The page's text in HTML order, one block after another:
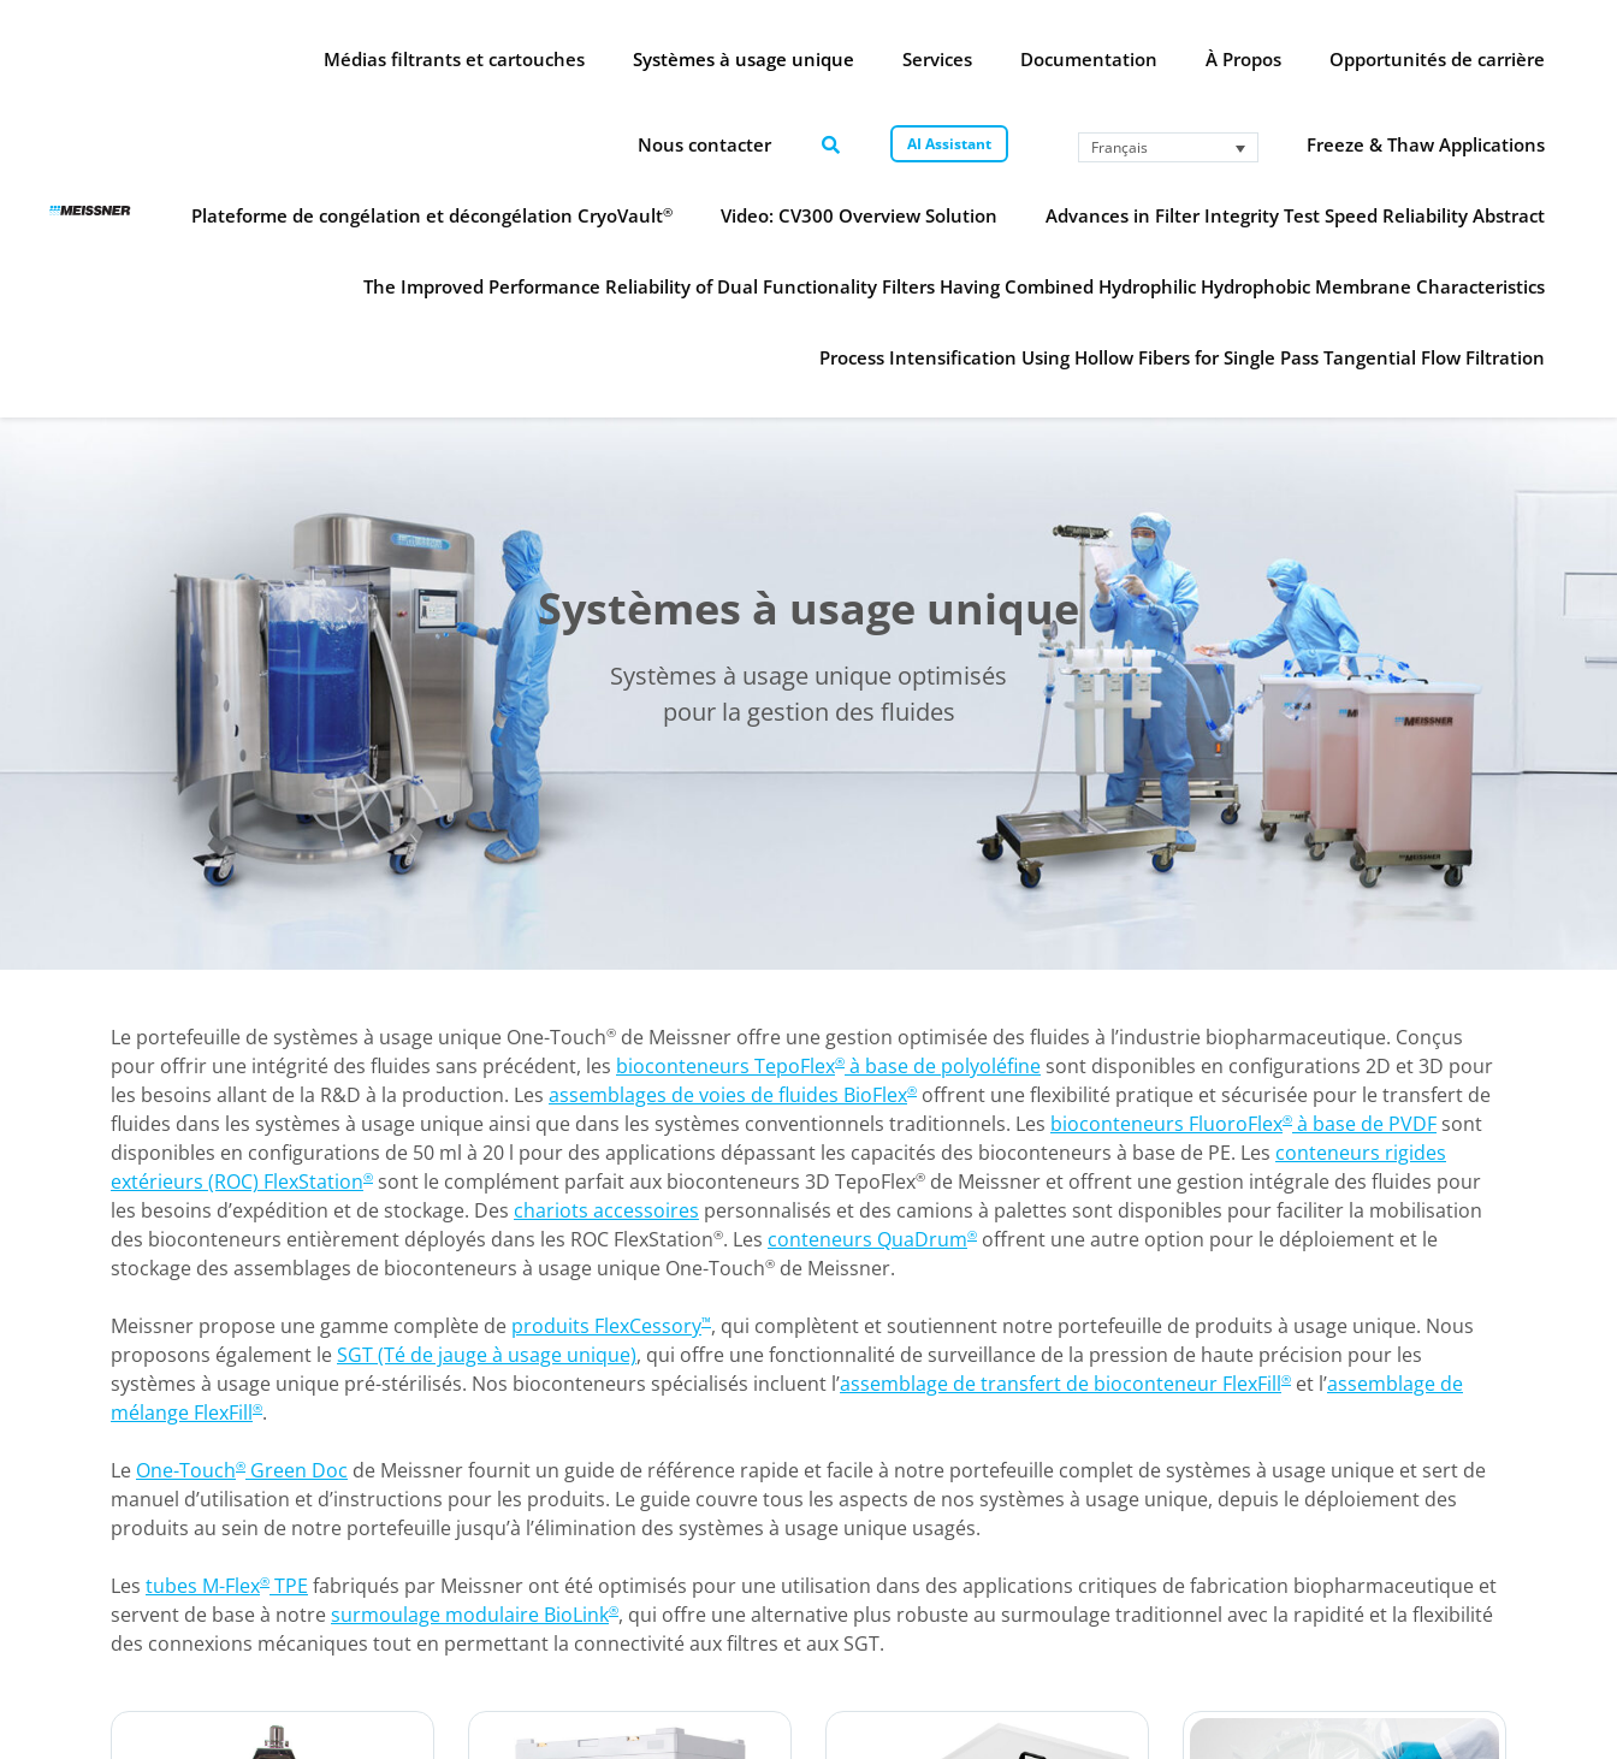
Médias filtrants et cartouches Systèmes à usage unique Services Documentation À Propos Opportunités de carrière
Nous contacter AI Assistant Français Freeze & Thaw Applications
Plateforme de congélation et décongélation CryoVault® Video: CV300 Overview Solution Advances in Filter Integrity Test Speed Reliability Abstract
The Improved Performance Reliability of Dual Functionality Filters Having Combined Hydrophilic Hydrophobic Membrane Characteristics
Process Intensification Using Hollow Fibers for Single Pass Tangential Flow Filtration
Systèmes à usage unique
Systèmes à usage unique optimisés
pour la gestion des fluides
Le portefeuille de systèmes à usage unique One-Touch® de Meissner offre une gestion optimisée des fluides à l’industrie biopharmaceutique. Conçus
pour offrir une intégrité des fluides sans précédent, les bioconteneurs TepoFlex® à base de polyoléfine sont disponibles en configurations 2D et 3D pour
les besoins allant de la R&D à la production. Les assemblages de voies de fluides BioFlex® offrent une flexibilité pratique et sécurisée pour le transfert de
fluides dans les systèmes à usage unique ainsi que dans les systèmes conventionnels traditionnels. Les bioconteneurs FluoroFlex® à base de PVDF sont
disponibles en configurations de 50 ml à 20 l pour des applications dépassant les capacités des bioconteneurs à base de PE. Les conteneurs rigides
extérieurs (ROC) FlexStation® sont le complément parfait aux bioconteneurs 3D TepoFlex® de Meissner et offrent une gestion intégrale des fluides pour
les besoins d’expédition et de stockage. Des chariots accessoires personnalisés et des camions à palettes sont disponibles pour faciliter la mobilisation
des bioconteneurs entièrement déployés dans les ROC FlexStation®. Les conteneurs QuaDrum® offrent une autre option pour le déploiement et le
stockage des assemblages de bioconteneurs à usage unique One-Touch® de Meissner.
Meissner propose une gamme complète de produits FlexCessory™, qui complètent et soutiennent notre portefeuille de produits à usage unique. Nous
proposons également leSGT (Té de jauge à usage unique), qui offre une fonctionnalité de surveillance de la pression de haute précision pour les
systèmes à usage unique pré-stérilisés. Nos bioconteneurs spécialisés incluent l’assemblage de transfert de bioconteneur FlexFill® et l’assemblage de
mélange FlexFill®.
Le One-Touch® Green Doc de Meissner fournit un guide de référence rapide et facile à notre portefeuille complet de systèmes à usage unique et sert de
manuel d’utilisation et d’instructions pour les produits. Le guide couvre tous les aspects de nos systèmes à usage unique, depuis le déploiement des
produits au sein de notre portefeuille jusqu’à l’élimination des systèmes à usage unique usagés.
Les tubes M-Flex® TPE fabriqués par Meissner ont été optimisés pour une utilisation dans des applications critiques de fabrication biopharmaceutique et
servent de base à notresurmoulage modulaire BioLink®, qui offre une alternative plus robuste au surmoulage traditionnel avec la rapidité et la flexibilité
des connexions mécaniques tout en permettant la connectivité aux filtres et aux SGT.